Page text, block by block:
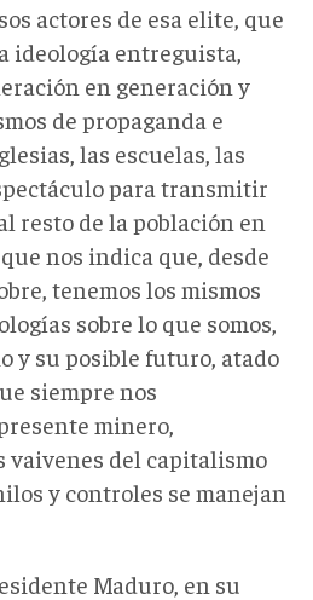
actores de esa elite, que
ideología entreguista,
en generación y
de propaganda e
las escuelas, las
para transmitir
resto de la población en
nos indica que, desde
tenemos los mismos
sobre lo que somos,
y su posible futuro, atado
siempre nos
minero,
vaivenes del capitalismo
y controles se manejan
Maduro, en su